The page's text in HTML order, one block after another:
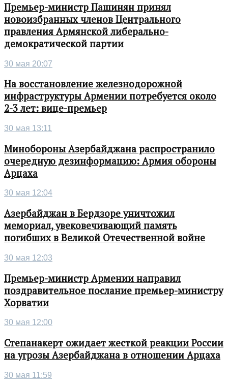
Премьер-министр Пашинян принял
новоизбранных членов Центрального
правления Армянской либерально-
демократической партии
30 мая 20:07
На восстановление железнодорожной
инфраструктуры Армении потребуется около
2-3 лет: вице-премьер
30 мая 13:11
Минобороны Азербайджана распространило
очередную дезинформацию: Армия обороны
Арцаха
30 мая 12:04
Азербайджан в Бердзоре уничтожил
мемориал, увековечивающий память
погибших в Великой Отечественной войне
30 мая 12:03
Премьер-министр Армении направил
поздравительное послание премьер-министру
Хорватии
30 мая 12:00
Степанакерт ожидает жесткой реакции России
на угрозы Азербайджана в отношении Арцаха
30 мая 11:59